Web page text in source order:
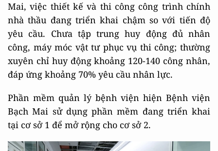
Mai, việc thiết kế và thi công công trình chính
nhà thầu đang triển khai chậm so với tiến độ
yêu cầu. Chưa tập trung huy động đủ nhân
công, máy móc vật tư phục vụ thi công; thường
xuyên chỉ huy động khoảng 120-140 công nhân,
đáp ứng khoảng 70% yêu cầu nhân lực.
Phần mềm quản lý bệnh viện hiện Bệnh viện
Bạch Mai sử dụng phần mềm đang triển khai
tại cơ sở 1 để mở rộng cho cơ sở 2.